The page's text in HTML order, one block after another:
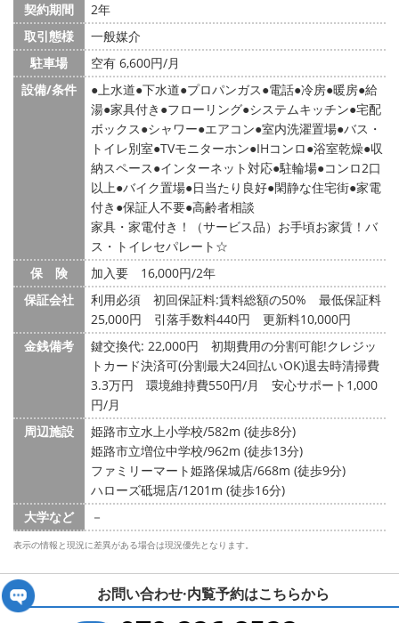
契約期間
2年
取引態様
一般媒介
駐車場
空有 6,600円/月
設備/条件
上水道 下水道 プロパンガス 電話 冷房 暖房 給
湯 家具付き フローリング システムキッチン 宅配
ボックス シャワー エアコン 室内洗濯置場 バス・
トイレ別室 TVモニターホン IHコンロ 浴室乾燥 収
納スペース インターネット対応 駐輪場 コンロ2口
以上 バイク置場 日当たり良好 閑静な住宅街 家電
付き 保証人不要 高齢者相談
家具・家電付き！（サービス品）お手頃お家賃！バ
ス・トイレセパレート☆
保 険
加入要 16,000円/2年
保証会社
利用必須 初回保証料:賃料総額の50% 最低保証料
25,000円 引落手数料440円 更新料10,000円
金銭備考
鍵交換代: 22,000円
初期費用の分割可能!クレジッ
トカード決済可(分割最大24回払いOK)退去時清掃費
3.3万円 環境維持費550円/月 安心サポート1,000
円/月
周辺施設
姫路市立水上小学校/582m (徒歩8分)
姫路市立増位中学校/962m (徒歩13分)
ファミリーマート姫路保城店/668m (徒歩9分)
ハローズ砥堀店/1201m (徒歩16分)
大学など
－
表示の情報と現況に差異がある場合は現況優先となります。
お問い合わせ·内覧予約はこちらから